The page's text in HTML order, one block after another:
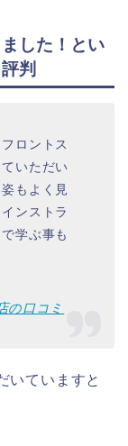
した！とい
判
ロントス
いただい
もよく見
ンストラ
学ぶ事も
の口コミ
いていますと